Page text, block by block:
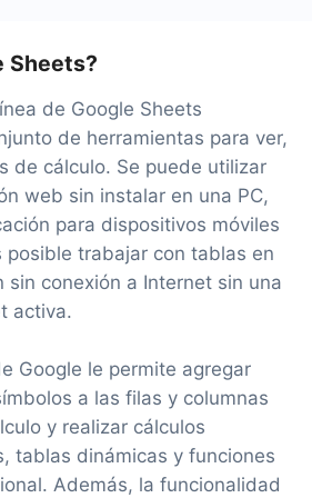
Sheets?
de Google Sheets
de herramientas para ver,
de cálculo. Se puede utilizar
web sin instalar en una PC,
para dispositivos móviles
posible trabajar con tablas en
sin conexión a Internet sin una
activa.
Google le permite agregar
a las filas y columnas
y realizar cálculos
tablas dinámicas y funciones
Además, la funcionalidad